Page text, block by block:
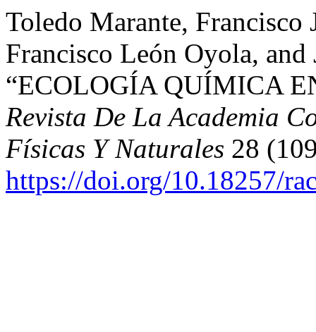
Toledo Marante, Francisco
Francisco León Oyola,
“ECOLOGÍA QUÍMICA
Revista De La Academia
Físicas Y Naturales 28
https://doi.org/10.18257/